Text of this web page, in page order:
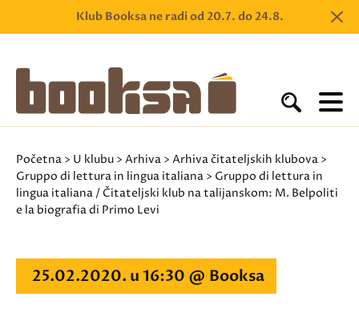
Klub Booksa ne radi od 20.7. do 24.8.
Početna > U klubu > Arhiva > Arhiva čitateljskih klubova >
Gruppo di lettura in lingua italiana > Gruppo di lettura in
lingua italiana / Čitateljski klub na talijanskom: M. Belpoliti
e la biografia di Primo Levi
25.02.2020. u 16:30 @ Booksa